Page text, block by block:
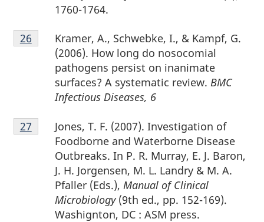
1760-1764.
Notes
de
Kramer, A., Schwebke, I., & Kampf, G.
(2006). How long do nosocomial
pathogens persist on inanimate
surfaces? A systematic review. BMC
Infectious Diseases, 6
Retour à la référence de la note de bas de page
26
Notes
de
Jones, T. F. (2007). Investigation of
Foodborne and Waterborne Disease
Outbreaks. In P. R. Murray, E. J. Baron,
J. H. Jorgensen, M. L. Landry & M. A.
Pfaller (Eds.), Manual of Clinical
Microbiology(9th ed., pp. 152-169).
Washignton, DC : ASM press.
Retour à la référence de la note de bas de page
27